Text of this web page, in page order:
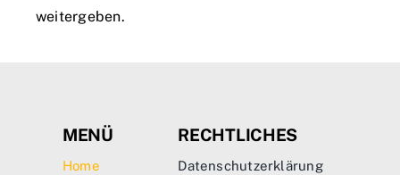
weitergeben.
MENÜ
Home
RECHTLICHES
Datenschutzerklärung